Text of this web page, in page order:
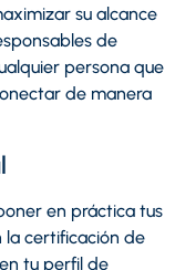
su alcance
de
persona que
de manera
en práctica tus
la certificación de
tu perfil de